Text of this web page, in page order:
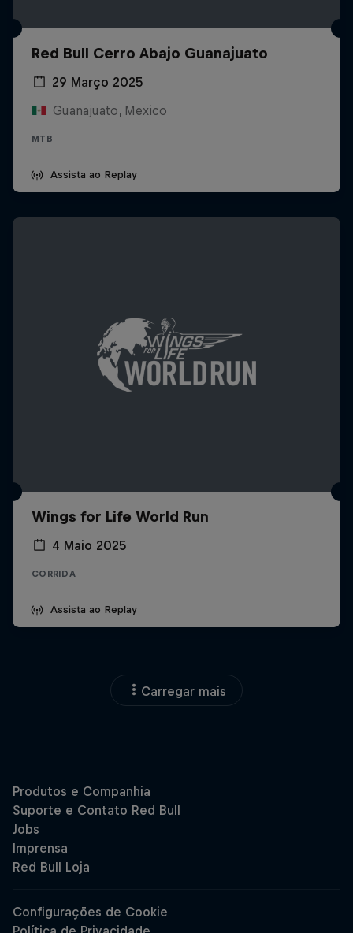
Red Bull Cerro Abajo Guanajuato
29 Março 2025
Guanajuato, Mexico
MTB
Assista ao Replay
Wings for Life World Run
4 Maio 2025
CORRIDA
Assista ao Replay
Carregar mais